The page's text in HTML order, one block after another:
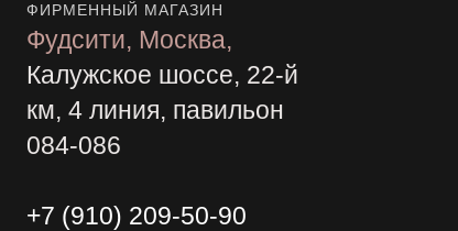
ФИРМЕННЫЙ МАГАЗИН
Фудсити, Москва,
Калужское шоссе, 22-й
км, 4 линия, павильон
084-086
+7 (910) 209-50-90